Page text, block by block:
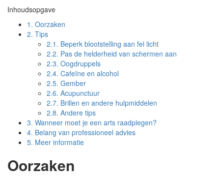
Inhoudsopgave
1. Oorzaken
2. Tips
2.1. Beperk blootstelling aan fel licht
2.2. Pas de helderheid van schermen aan
2.3. Oogdruppels
2.4. Cafeïne en alcohol
2.5. Gember
2.6. Acupunctuur
2.7. Brillen en andere hulpmiddelen
2.8. Andere tips
3. Wanneer moet je een arts raadplegen?
4. Belang van professioneel advies
5. Meer informatie
Oorzaken